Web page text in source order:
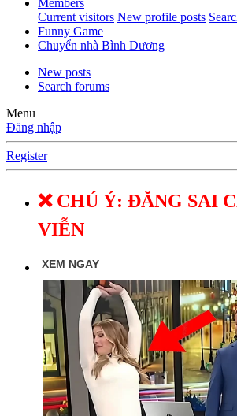
Members
Current visitors New profile posts
Funny Game
Chuyển nhà Bình Dương
New posts
Search forums
Menu
Đăng nhập
Register
❌ CHÚ Ý: ĐĂNG SAI
VIỄN